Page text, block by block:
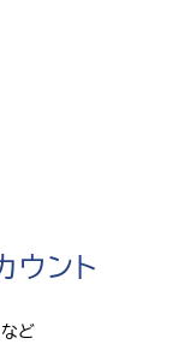
ント
ど